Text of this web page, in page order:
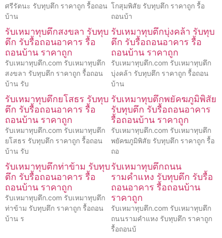
ศรีรัตนะ รับทุบตึก ราคาถูก รื้อถอน
บ้าน
โกสุมพิสัย รับทุบตึก ราคาถูก รื้อ
ถอนบ้า
รับเหมาทุบตึกสงขลา รับทุบ
ตึก รับรื้อถอนอาคาร รื้อ
ถอนบ้าน ราคาถูก
รับเหมาทุบตึก.com รับเหมาทุบตึก
สงขลา รับทุบตึก ราคาถูก รื้อถอน
บ้าน รับ
รับเหมาทุบตึกบุ่งคล้า รับทุบ
ตึก รับรื้อถอนอาคาร รื้อ
ถอนบ้าน ราคาถูก
รับเหมาทุบตึก.com รับเหมาทุบตึก
บุ่งคล้า รับทุบตึก ราคาถูก รื้อถอน
บ้าน
รับเหมาทุบตึกยโสธร รับทุบ
ตึก รับรื้อถอนอาคาร รื้อ
ถอนบ้าน ราคาถูก
รับเหมาทุบตึก.com รับเหมาทุบตึก
ยโสธร รับทุบตึก ราคาถูก รื้อถอน
บ้าน รับ
รับเหมาทุบตึกพยัคฆภูมิพิสัย
รับทุบตึก รับรื้อถอนอาคาร
รื้อถอนบ้าน ราคาถูก
รับเหมาทุบตึก.com รับเหมาทุบตึก
พยัคฆภูมิพิสัย รับทุบตึก ราคาถูก รื้อ
ถอ
รับเหมาทุบตึกท่าข้าม รับทุบ
ตึก รับรื้อถอนอาคาร รื้อ
ถอนบ้าน ราคาถูก
รับเหมาทุบตึก.com รับเหมาทุบตึก
ท่าข้าม รับทุบตึก ราคาถูก รื้อถอน
บ้าน ร
รับเหมาทุบตึกถนน
รามคำแหง รับทุบตึก รับรื้อ
ถอนอาคาร รื้อถอนบ้าน
ราคาถูก
รับเหมาทุบตึก.com รับเหมาทุบตึก
ถนนรามคำแหง รับทุบตึก ราคาถูก
รื้อถอนบ้